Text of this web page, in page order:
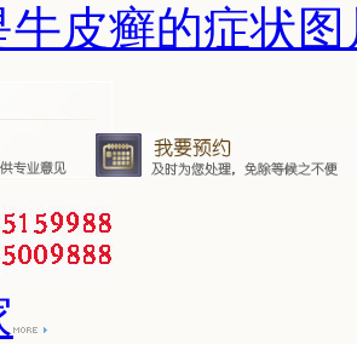
牛皮癣的症状图